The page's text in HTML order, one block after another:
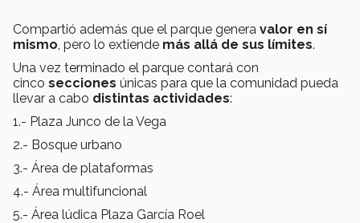
Compartió además que el parque genera valor en sí
mismo , pero lo extiende más allá de sus límites.
Una vez terminado el parque contará con
cinco secciones únicas para que la comunidad pueda
llevar a cabo distintas actividades:
1.- Plaza Junco de la Vega
2.- Bosque urbano
3.- Área de plataformas
4.- Área multifuncional
5.- Área lúdica Plaza García Roel